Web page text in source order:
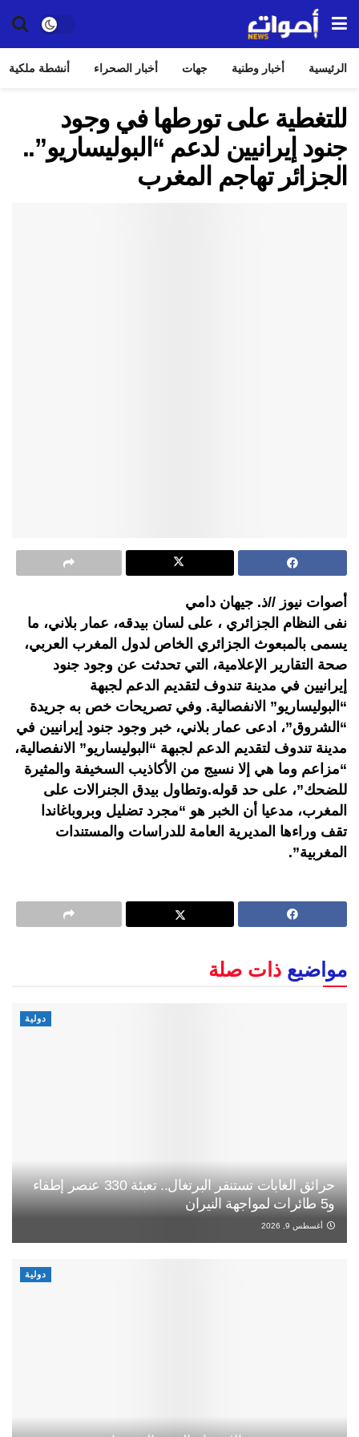
الرئيسية أخبار وطنية جهات أخبار الصحراء أنشطة ملكية
للتغطية على تورطها في وجود
جنود إيرانيين لدعم “البوليساريو”..
الجزائر تهاجم المغرب
أصوات نيوز //ذ. جيهان دامي
نفى النظام الجزائري ، على لسان بيدقه، عمار بلاني، ما
يسمى بالمبعوث الجزائري الخاص لدول المغرب العربي،
صحة التقارير الإعلامية، التي تحدثت عن وجود جنود
إيرانيين في مدينة تندوف لتقديم الدعم لجبهة
“البوليساريو” الانفصالية. وفي تصريحات خص به جريدة
“الشروق”، ادعى عمار بلاني، خبر وجود جنود إيرانيين في
مدينة تندوف لتقديم الدعم لجبهة “البوليساريو” الانفصالية،
“مزاعم وما هي إلا نسيج من الأكاذيب السخيفة والمثيرة
للضحك”، على حد قوله.وتطاول بيدق الجنرالات على
المغرب، مدعيا أن الخبر هو “مجرد تضليل وبروباغاندا
تقف وراءها المديرية العامة للدراسات والمستندات
المغربية”.
مواضيع ذات صلة
دولية
حرائق الغابات تستنفر البرتغال.. تعبئة 330 عنصر إطفاء
و5 طائرات لمواجهة النيران
أغسطس 9, 2026
دولية